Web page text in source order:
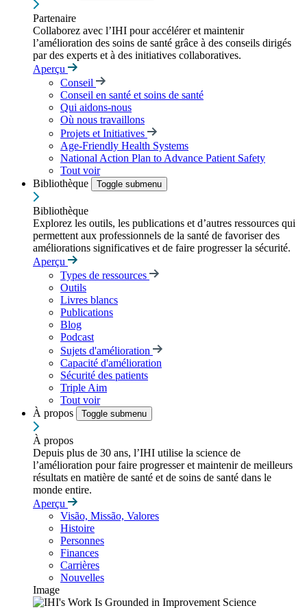
Partenaire
Collaborez avec l’IHI pour accélérer et maintenir
l’amélioration des soins de santé grâce à des conseils dirigés
par des experts et à des initiatives collaboratives.
Aperçu
Conseil
Conseil en santé et soins de santé
Qui aidons-nous
Où nous travaillons
Projets et Initiatives
Age-Friendly Health Systems
National Action Plan to Advance Patient Safety
Tout voir
Bibliothèque
Toggle submenu
Bibliothèque
Explorez les outils, les publications et d’autres ressources qui
permettent aux professionnels de la santé de favoriser des
améliorations significatives et de faire progresser la sécurité.
Aperçu
Types de ressources
Outils
Livres blancs
Publications
Blog
Podcast
Sujets d'amélioration
Capacité d'amélioration
Sécurité des patients
Triple Aim
Tout voir
À propos
Toggle submenu
À propos
Depuis plus de 30 ans, l’IHI utilise la science de
l’amélioration pour faire progresser et maintenir de meilleurs
résultats en matière de santé et de soins de santé dans le
monde entire.
Aperçu
Visão, Missão, Valores
Histoire
Personnes
Finances
Carrières
Nouvelles
Image